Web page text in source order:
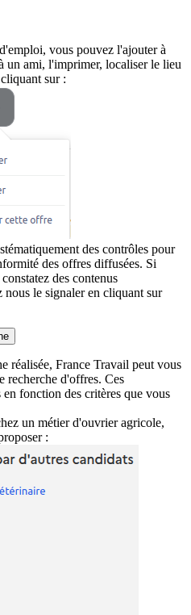
vous pouvez l'ajouter à
un ami, l'imprimer, localiser le lieu
sur :
des contrôles pour
des offres diffusées. Si
des contenus
le signaler en cliquant sur
réalisée, France Travail peut vous
recherche d'offres. Ces
en fonction des critères que vous
un métier d'ouvrier agricole,
: